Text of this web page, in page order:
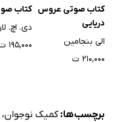
کتاب صوتی عروس
دریایی
الی بنجامین
۲۱۰,۰۰۰ ت
کتاب
دی. اچ.
۱۹۵,۰۰۰ ت
برچسب‌ها:کمیک نوجوان،